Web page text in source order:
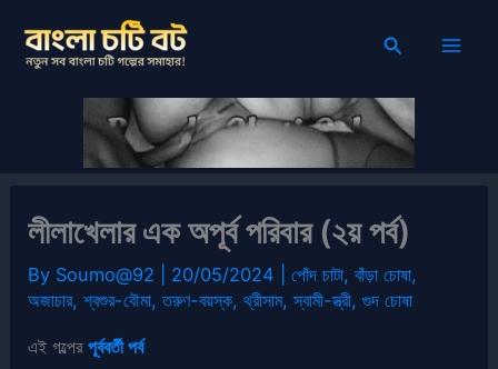
content
Search
লীলাখেলার এক অপূর্ব পরিবার (২য় পর্ব)
By Soumo@92 20/05/2024 |পোঁদ চাটা,বাঁড়া চোষা,
অজাচার,শ্বশুর-বৌমা,তরুণ-বয়স্ক,থ্রীসাম,স্বামী-স্ত্রী,গুদ চোষা
এই গল্পেরপূর্ববর্তী পর্ব